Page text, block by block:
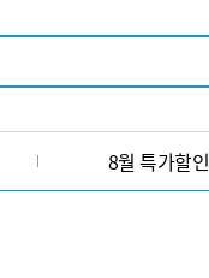
8월 특가할인